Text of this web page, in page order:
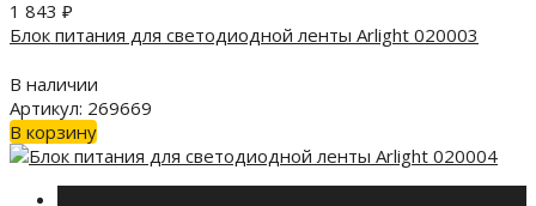
1 843 ₽
Блок питания для светодиодной ленты Arlight 020003
В наличии
Артикул: 269669
В корзину